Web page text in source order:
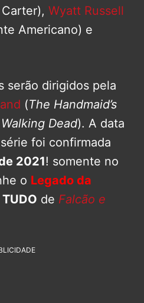
Wyatt Russell
Americano) e
serão dirigidos pela
(The Handmaid’s
Dead). A data
foi confirmada
2021! somente no
o Legado da
TUDO de Falcão e